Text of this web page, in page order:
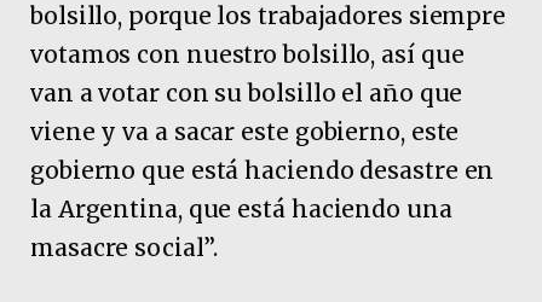
bolsillo, porque los trabajadores siempre
votamos con nuestro bolsillo, así que
van a votar con su bolsillo el año que
viene y va a sacar este gobierno, este
gobierno que está haciendo desastre en
la Argentina, que está haciendo una
masacre social”.